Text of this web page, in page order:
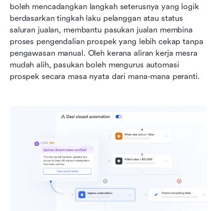
boleh mencadangkan langkah seterusnya yang logik
berdasarkan tingkah laku pelanggan atau status
saluran jualan, membantu pasukan jualan membina
proses pengendalian prospek yang lebih cekap tanpa
pengawasan manual. Oleh kerana aliran kerja mesra
mudah alih, pasukan boleh mengurus automasi
prospek secara masa nyata dari mana-mana peranti.